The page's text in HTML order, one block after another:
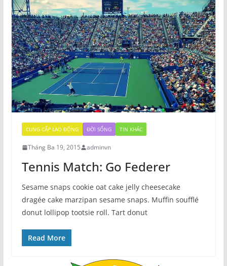
CUNG CẤP LAO ĐỘNG ĐỜI SỐNG TIN KHÁC
Tháng Ba 19, 2015 adminvn
Tennis Match: Go Federer
Sesame snaps cookie oat cake jelly cheesecake
dragée cake marzipan sesame snaps. Muffin soufflé
donut lollipop tootsie roll. Tart donut
Read More